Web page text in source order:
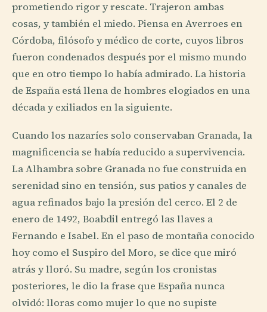
prometiendo rigor y rescate. Trajeron ambas
cosas, y también el miedo. Piensa en Averroes en
Córdoba, filósofo y médico de corte, cuyos libros
fueron condenados después por el mismo mundo
que en otro tiempo lo había admirado. La historia
de España está llena de hombres elogiados en una
década y exiliados en la siguiente.
Cuando los nazaríes solo conservaban Granada, la
magnificencia se había reducido a supervivencia.
La Alhambra sobre Granada no fue construida en
serenidad sino en tensión, sus patios y canales de
agua refinados bajo la presión del cerco. El 2 de
enero de 1492, Boabdil entregó las llaves a
Fernando e Isabel. En el paso de montaña conocido
hoy como el Suspiro del Moro, se dice que miró
atrás y lloró. Su madre, según los cronistas
posteriores, le dio la frase que España nunca
olvidó: lloras como mujer lo que no supiste